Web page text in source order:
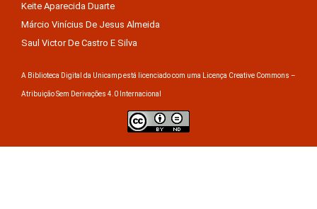
Keite Aparecida Duarte
Márcio Vinícius De Jesus Almeida
Saul Victor De Castro E Silva
A Biblioteca Digital da Unicamp está licenciado com uma Licença Creative Commons –
Atribuição Sem Derivações 4.0 Internacional